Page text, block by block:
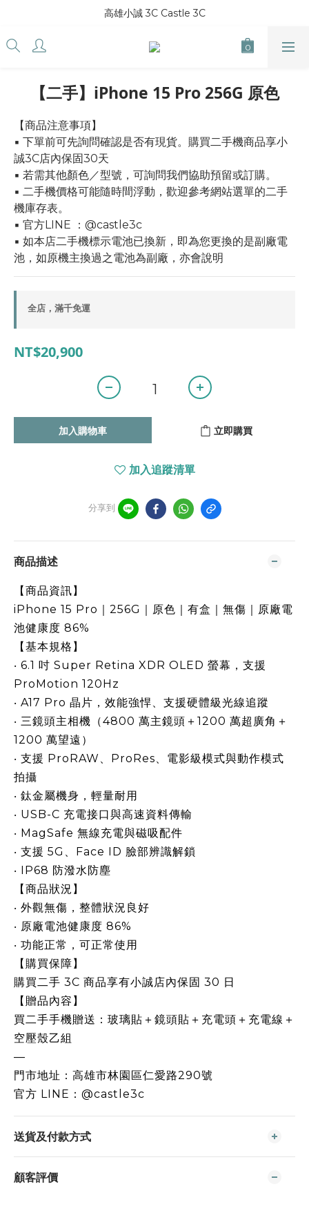
高雄小誠 3C Castle 3C
【二手】iPhone 15 Pro 256G 原色
【商品注意事項】
▪ 下單前可先詢問確認是否有現貨。購買二手機商品享小
誠3C店內保固30天
▪ 若需其他顏色／型號，可詢問我們協助預留或訂購。
▪ 二手機價格可能隨時間浮動，歡迎參考網站選單的二手
機庫存表。
▪ 官方LINE ：@castle3c
▪ 如本店二手機標示電池已換新，即為您更換的是副廠電
池，如原機主換過之電池為副廠，亦會說明
全店，滿千免運
NT$20,900
加入購物車 立即購買
加入追蹤清單
分享到
商品描述
【商品資訊】
iPhone 15 Pro｜256G｜原色｜有盒｜無傷｜原廠電
池健康度 86%
【基本規格】
‧ 6.1 吋 Super Retina XDR OLED 螢幕，支援
ProMotion 120Hz
‧ A17 Pro 晶片，效能強悍、支援硬體級光線追蹤
‧ 三鏡頭主相機（4800 萬主鏡頭＋1200 萬超廣角＋
1200 萬望遠）
‧ 支援 ProRAW、ProRes、電影級模式與動作模式
拍攝
‧ 鈦金屬機身，輕量耐用
‧ USB-C 充電接口與高速資料傳輸
‧ MagSafe 無線充電與磁吸配件
‧ 支援 5G、Face ID 臉部辨識解鎖
‧ IP68 防潑水防塵
【商品狀況】
‧ 外觀無傷，整體狀況良好
‧ 原廠電池健康度 86%
‧ 功能正常，可正常使用
【購買保障】
購買二手 3C 商品享有小誠店內保固 30 日
【贈品內容】
買二手手機贈送：玻璃貼＋鏡頭貼＋充電頭＋充電線＋
空壓殼乙組
—
門市地址：高雄市林園區仁愛路290號
官方 LINE：@castle3c
送貨及付款方式
顧客評價